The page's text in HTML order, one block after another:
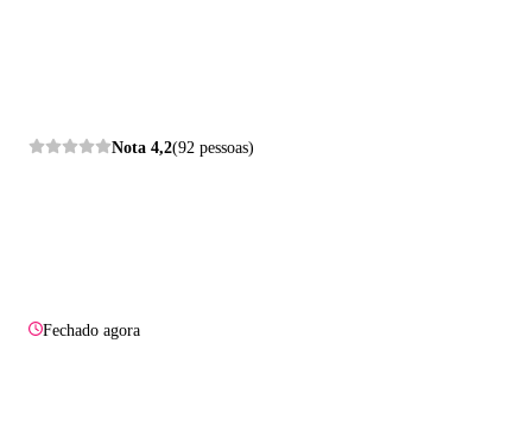
Nota 4,2(92 pessoas)
Fechado agora